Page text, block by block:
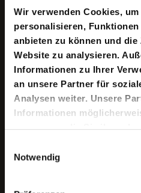
Wir verwenden Cookies,
personalisieren,
anbieten zu können und
Website zu analysieren.
Informationen zu Ihrer
an unsere Partner für
Analysen weiter. Unsere
Informationen
gesammelt haben.
Notwendig
Copyright ©: David Baltzer
Keine aktuellen Termine
Die Nachricht vom Tod des
Schlaffhorst kam für viele
unbekannt. Dies liegt nicht
und da im Getümmel seiner
Seltenheit eine Rarität